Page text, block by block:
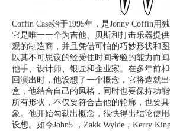
Coffin Case始于1995年，是Jonny Coffin用
它是唯一一个为吉他、贝斯和打击乐器提
观的制造商，并且凭借可怕的巧妙形状和
以其不可思议的经受住时间考验的能力而
他手、设计师、银匠和企业家。在多年前
回演出时，他设想了一个概念，它将造就
盒，他结合自己的风格，同时也要保持功
所有形状，不仅要符合吉他的轮廓，也要
象。他开始勾勒出概念，很快得出结论使
设想。如今John5 ，Zakk Wylde，Kerry